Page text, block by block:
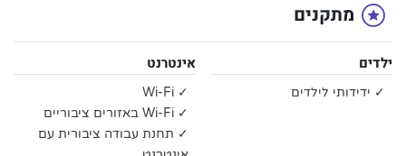
מתקנים
ילדים
✓ ידידותי לילדים
אינטרנט
✓ Wi-Fi
✓ Wi-Fi באזורים ציבוריים
✓ תחנת עבודה ציבורית עם